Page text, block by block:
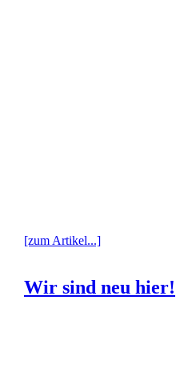
[zum Artikel...]
Wir sind neu hier!